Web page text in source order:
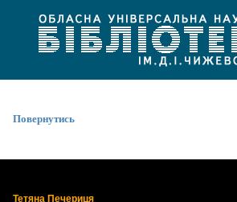
Повернутись
Тетяна Печериця